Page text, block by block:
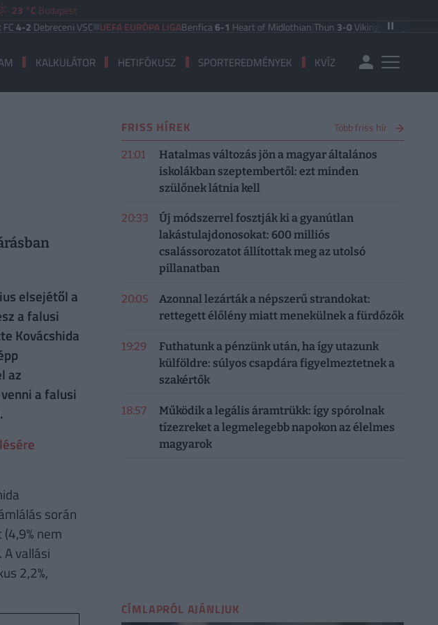
23 °C Budapest
Debreceni VSC UEFA EURÓPA LIGABenfica6-1Heart of Midlothian|Thun3-0Vikingur Reykjavik
KALKULÁTOR HETIFÓKUSZ SPORTEREDMÉNYEK KVÍZ
elsejétől a
a falusi
Kovácshida
az
a falusi
során
nem
vallási
2,2%,
FRISS HÍREK Több friss hír
21:01
Hatalmas változás jön a magyar általános
iskolákban szeptembertől: ezt minden
szülőnek látnia kell
20:33
Új módszerrel fosztják ki a gyanútlan
lakástulajdonosokat: 600 milliós
csalássorozatot állítottak meg az utolsó
pillanatban
20:05
Azonnal lezárták a népszerű strandokat:
rettegett élőlény miatt menekülnek a fürdőzők
19:29
Futhatunk a pénzünk után, ha így utazunk
külföldre: súlyos csapdára figyelmeztetnek a
szakértők
18:57
Működik a legális áramtrükk: így spórolnak
tízezreket a legmelegebb napokon az élelmes
magyarok
CÍMLAPRÓL AJÁNLJUK